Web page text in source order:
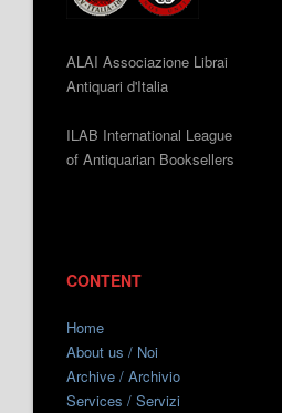
ALAI Associazione Librai
Antiquari d'Italia
ILAB International League
of Antiquarian Booksellers
CONTENT
Home
About us / Noi
Archive / Archivio
Services / Servizi